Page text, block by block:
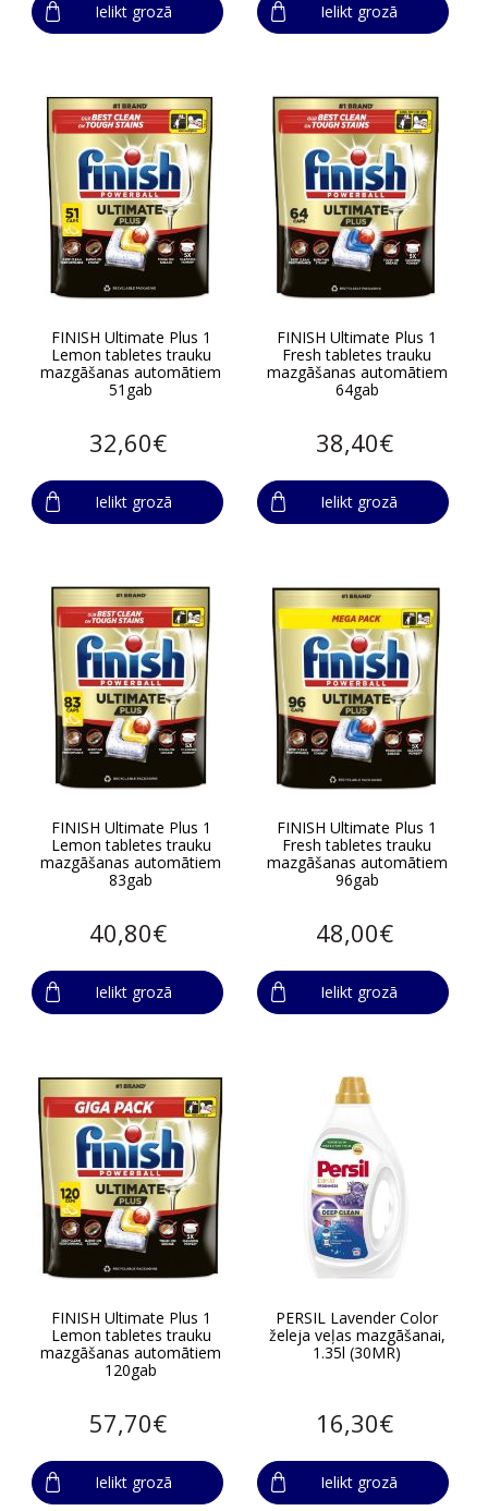
Ielikt grozā Ielikt grozā
FINISH Ultimate Plus 1
Lemon tabletes trauku
mazgāšanas automātiem
51gab
32,60€
Ielikt grozā
FINISH Ultimate Plus 1
Fresh tabletes trauku
mazgāšanas automātiem
64gab
38,40€
Ielikt grozā
FINISH Ultimate Plus 1
Lemon tabletes trauku
mazgāšanas automātiem
83gab
40,80€
Ielikt grozā
FINISH Ultimate Plus 1
Fresh tabletes trauku
mazgāšanas automātiem
96gab
48,00€
Ielikt grozā
FINISH Ultimate Plus 1
Lemon tabletes trauku
mazgāšanas automātiem
120gab
57,70€
Ielikt grozā
PERSIL Lavender Color
želeja veļas mazgāšanai,
1.35l (30MR)
16,30€
Ielikt grozā